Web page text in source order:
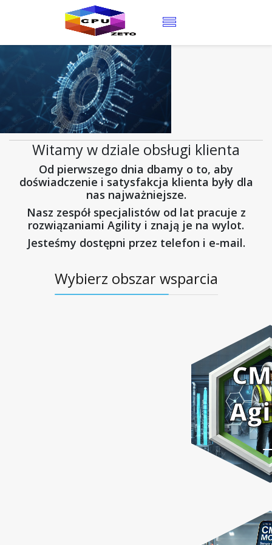
+48 75 64 25 100
Witamy w dziale obsługi klienta
Od pierwszego dnia dbamy o to, aby
doświadczenie i satysfakcja klienta były dla
nas najważniejsze.
Nasz zespół specjalistów od lat pracuje z
rozwiązaniami Agility i znają je na wylot.
Jesteśmy dostępni przez telefon i e-mail.
Wybierz obszar wsparcia